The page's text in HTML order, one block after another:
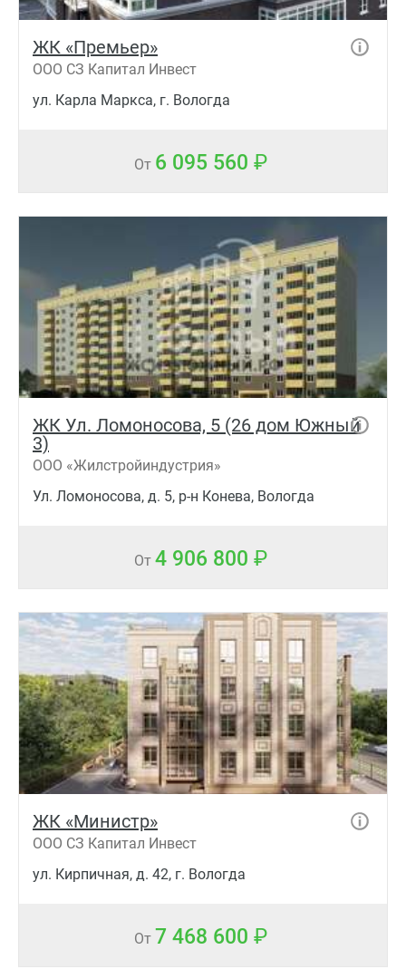
ЖК «Премьер»
ООО СЗ Капитал Инвест
ул. Карла Маркса, г. Вологда
От 6 095 560
ЖК Ул. Ломоносова, 5 (26 дом Южный
3)
ООО «Жилстройиндустрия»
Ул. Ломоносова, д. 5, р-н Конева, Вологда
От 4 906 800
ЖК «Министр»
ООО СЗ Капитал Инвест
ул. Кирпичная, д. 42, г. Вологда
От 7 468 600